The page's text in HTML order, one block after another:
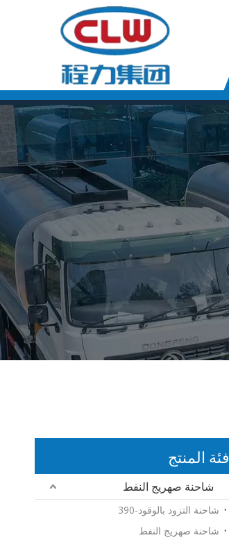
فئة المنتج
شاحنة صهريج النفط
شاحنة التزود بالوقود-390
شاحنة صهريج النفط